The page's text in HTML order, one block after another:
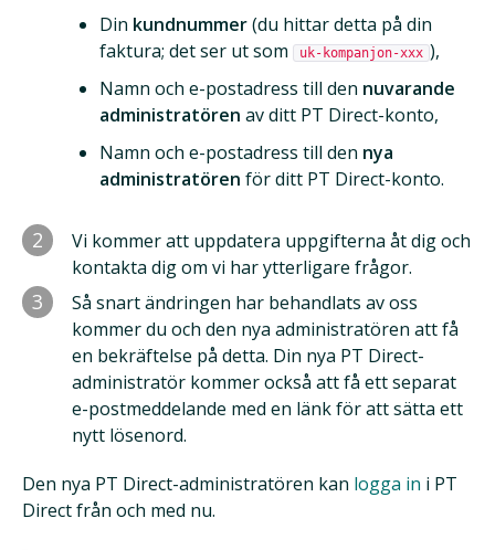
Din kundnummer(du hittar detta på din
faktura; det ser ut som
uk-kompanjon-xxx ),
Namn och e-postadress till den nuvarande
administratören av ditt PT Direct-konto,
Namn och e-postadress till den nya
administratören för ditt PT Direct-konto.
2
Vi kommer att uppdatera uppgifterna åt dig och
kontakta dig om vi har ytterligare frågor.
3
Så snart ändringen har behandlats av oss
kommer du och den nya administratören att få
en bekräftelse på detta. Din nya PT Direct-
administratör kommer också att få ett separat
e-postmeddelande med en länk för att sätta ett
nytt lösenord.
Den nya PT Direct-administratören kan logga in i PT
Direct från och med nu.